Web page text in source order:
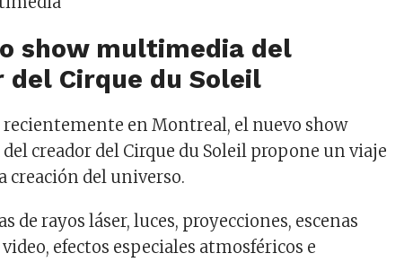
show multimedia del
del Cirque du Soleil
en Montreal, el nuevo show
creador del Cirque du Soleil propone un viaje
creación del universo.
de rayos láser, luces, proyecciones, escenas
efectos especiales atmosféricos e